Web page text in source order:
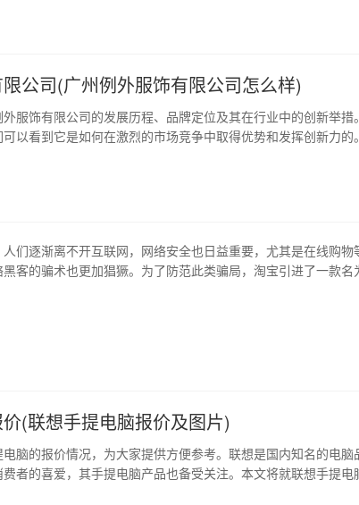
公司(广州例外服饰有限公司怎么样)
服饰有限公司的发展历程、品牌定位及其在行业中的创新举措
以看到它是如何在激烈的市场竞争中取得优势和发挥创新力的。
支备受瞩目的…
们逐渐离不开互联网，网络安全也日益重要，尤其是在线购物
客的骗术也更加猖獗。为了防范此类骗局，淘宝引进了一款名
(联想手提电脑报价及图片)
脑的报价情况，为大家提供方便参考。联想是国内知名的电脑
者的喜爱，其手提电脑产品也备受关注。本文将就联想手提电